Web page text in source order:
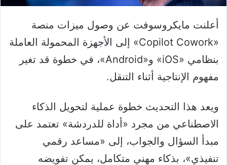
أعلنت مايكروسوفت عن وصول ميزات منصة
«Copilot Cowork» إلى الأجهزة المحمولة العاملة
بنظامي «iOS» و«Android»، في خطوة قد تغير
مفهوم الإنتاجية أثناء التنقل.
ويعد هذا التحديث خطوة عملية لتحويل الذكاء
الاصطناعي من مجرد «أداة للدردشة» تعتمد على
مبدأ السؤال والجواب، إلى «مساعد رقمي
تنفيذي»، بذكاء مهني متكامل، يمكن تفويضه